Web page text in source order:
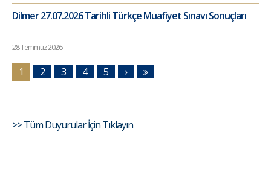
Dilmer 27.07.2026 Tarihli Türkçe Muafiyet Sınavı Sonuçları
28 Temmuz 2026
1 2 3 4 5
>> Tüm Duyurular İçin Tıklayın